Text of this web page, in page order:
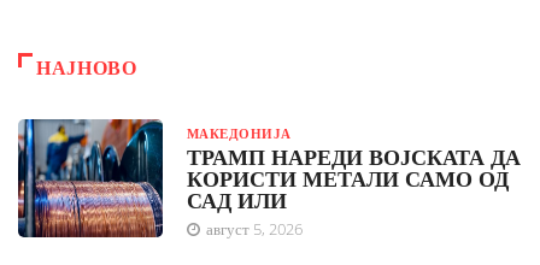
НАЈНОВО
МАКЕДОНИЈА
ТРАМП НАРЕДИ ВОЈСКАТА ДА
КОРИСТИ МЕТАЛИ САМО ОД
САД ИЛИ
август 5, 2026